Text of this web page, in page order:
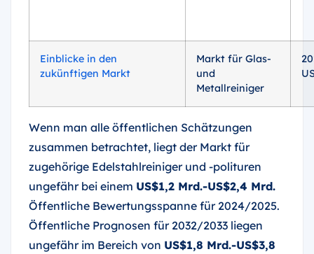
Einblicke in den
zukünftigen Markt
Markt für Glas-
und
Metallreiniger
Wenn man alle öffentlichen Schätzungen
zusammen betrachtet, liegt der Markt für
zugehörige Edelstahlreiniger und -polituren
ungefähr bei einem US$1,2 Mrd.-US$2,4 Mrd.
Öffentliche Bewertungsspanne für 2024/2025.
Öffentliche Prognosen für 2032/2033 liegen
ungefähr im Bereich von US$1,8 Mrd.-US$3,8